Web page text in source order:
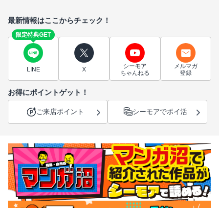
最新情報はここからチェック！
限定特典GET
LINE X
シーモア
ちゃんねる
メルマガ
登録
お得にポイントゲット！
ご来店ポイント シーモアでポイ活